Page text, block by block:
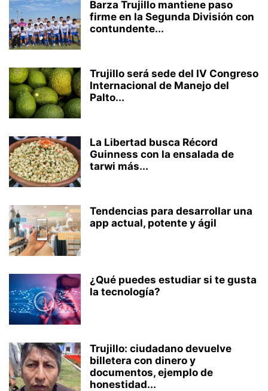
Barza Trujillo mantiene paso
firme en la Segunda División con
contundente...
Trujillo será sede del IV Congreso
Internacional de Manejo del
Palto...
La Libertad busca Récord
Guinness con la ensalada de
tarwi más...
Tendencias para desarrollar una
app actual, potente y ágil
¿Qué puedes estudiar si te gusta
la tecnología?
Trujillo: ciudadano devuelve
billetera con dinero y
documentos, ejemplo de
honestidad...